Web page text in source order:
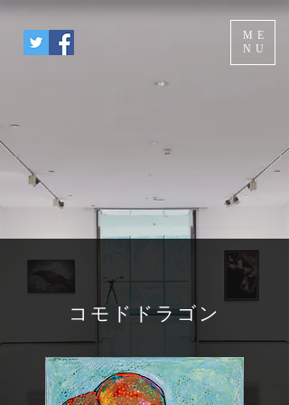
ME
NU
コモドドラゴン